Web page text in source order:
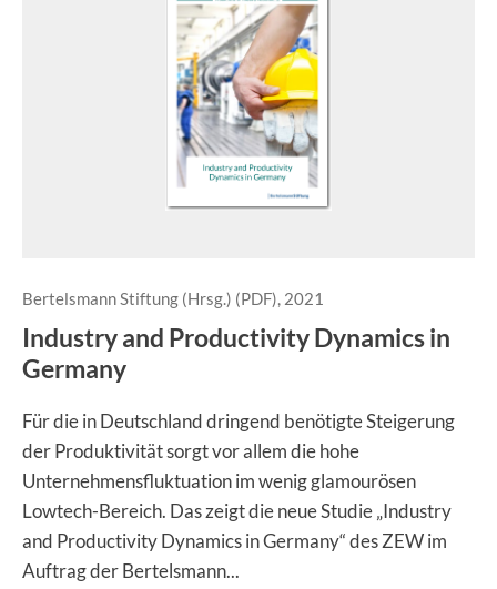
Bertelsmann Stiftung (Hrsg.) (PDF), 2021
Industry and Productivity Dynamics in
Germany
Für die in Deutschland dringend benötigte Steigerung
der Produktivität sorgt vor allem die hohe
Unternehmensfluktuation im wenig glamourösen
Lowtech-Bereich. Das zeigt die neue Studie „Industry
and Productivity Dynamics in Germany“ des ZEW im
Auftrag der Bertelsmann...